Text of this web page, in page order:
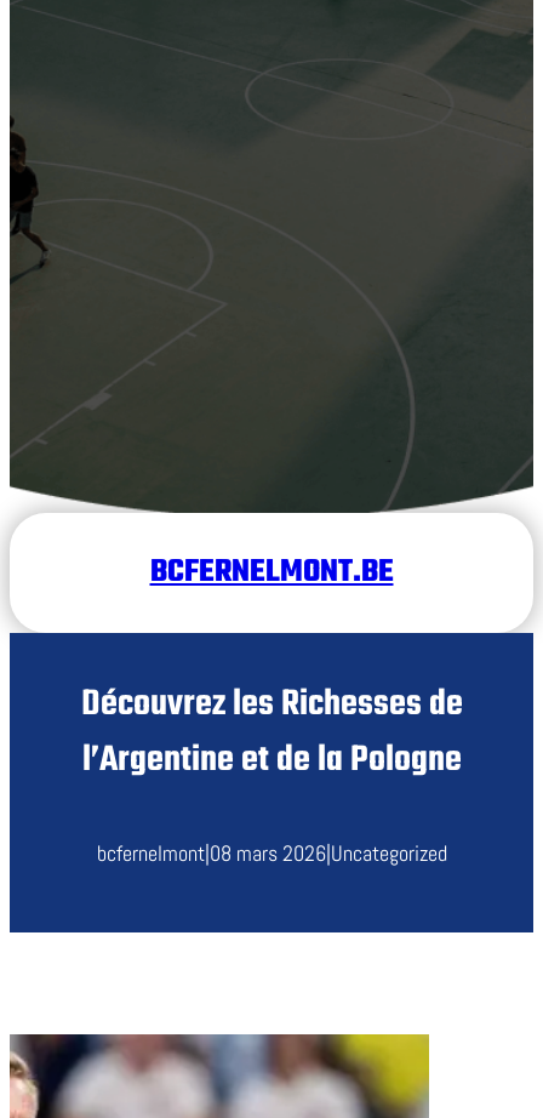
BCFERNELMONT.BE
Découvrez les Richesses de
l’Argentine et de la Pologne
bcfernelmont|08 mars 2026|Uncategorized